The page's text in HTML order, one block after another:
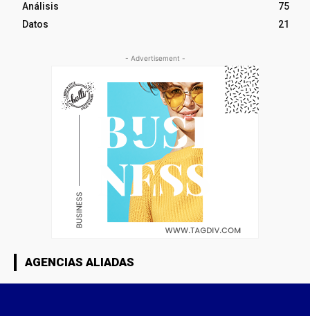
Análisis
75
Datos
21
- Advertisement -
AGENCIAS ALIADAS